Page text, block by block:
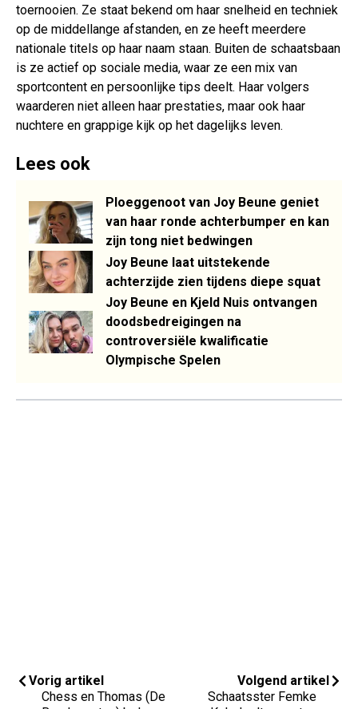
toernooien. Ze staat bekend om haar snelheid en techniek
op de middellange afstanden, en ze heeft meerdere
nationale titels op haar naam staan. Buiten de schaatsbaan
is ze actief op sociale media, waar ze een mix van
sportcontent en persoonlijke tips deelt. Haar volgers
waarderen niet alleen haar prestaties, maar ook haar
nuchtere en grappige kijk op het dagelijks leven.
Lees ook
Ploeggenoot van Joy Beune geniet
van haar ronde achterbumper en kan
zijn tong niet bedwingen
Joy Beune laat uitstekende
achterzijde zien tijdens diepe squat
Joy Beune en Kjeld Nuis ontvangen
doodsbedreigingen na
controversiële kwalificatie
Olympische Spelen
Vorig artikel
Chess en Thomas (De
Volgend artikel
Schaatsster Femke